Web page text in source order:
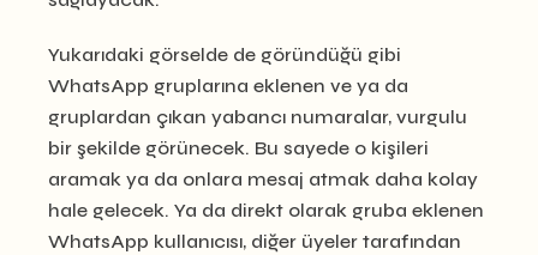
Yukarıdaki görselde de göründüğü gibi
WhatsApp gruplarına eklenen ve ya da
gruplardan çıkan yabancı numaralar, vurgulu
bir şekilde görünecek. Bu sayede o kişileri
aramak ya da onlara mesaj atmak daha kolay
hale gelecek. Ya da direkt olarak gruba eklenen
WhatsApp kullanıcısı, diğer üyeler tarafından